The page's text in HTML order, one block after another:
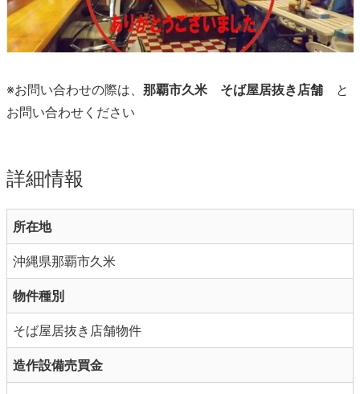
※お問い合わせの際は、 那覇市久米 そば屋居抜き店舗 と
お問い合わせください
詳細情報
所在地
沖縄県那覇市久米
物件種別
そば屋居抜き店舗物件
造作設備売買金